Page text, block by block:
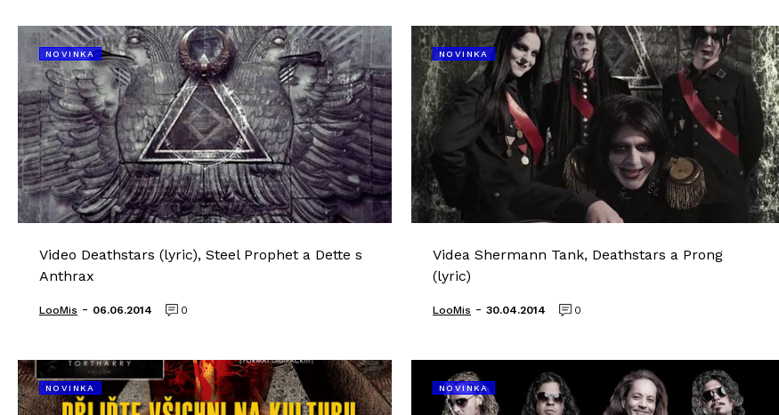
NOVINKA
Video Deathstars (lyric), Steel Prophet a Dette s
Anthrax
LooMis - 06.06.2014 0
NOVINKA
Videa Shermann Tank, Deathstars a Prong
(lyric)
LooMis - 30.04.2014 0
NOVINKA NOVINKA